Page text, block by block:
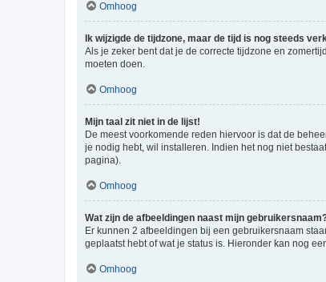
Omhoog
Ik wijzigde de tijdzone, maar de tijd is nog steeds
Als je zeker bent dat je de correcte tijdzone en
moeten doen.
Omhoog
Mijn taal zit niet in de lijst!
De meest voorkomende reden hiervoor is dat de
je nodig hebt, wil installeren. Indien het nog niet
pagina).
Omhoog
Wat zijn de afbeeldingen naast mijn
Er kunnen 2 afbeeldingen bij een gebruikersnaam
geplaatst hebt of wat je status is. Hieronder kan nog
Omhoog